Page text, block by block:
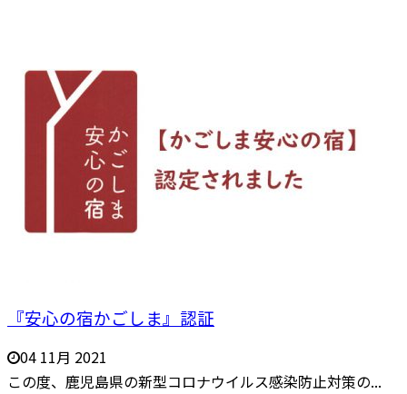
『安心の宿かごしま』認証
04 11月 2021
この度、鹿児島県の新型コロナウイルス感染防止対策の...